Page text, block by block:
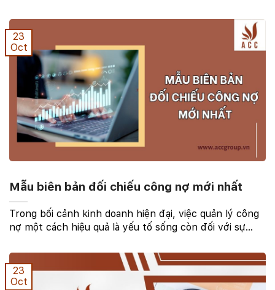
nghiệp, bao gồm cả khoản nợ phải thu và phải ...
23
Oct
Mẫu biên bản đối chiếu công nợ mới nhất
Trong bối cảnh kinh doanh hiện đại, việc quản lý công
nợ một cách hiệu quả là yếu tố sống còn đối với sự
đối chiếu công nợ, với vai trò là một tài ...
23
Oct